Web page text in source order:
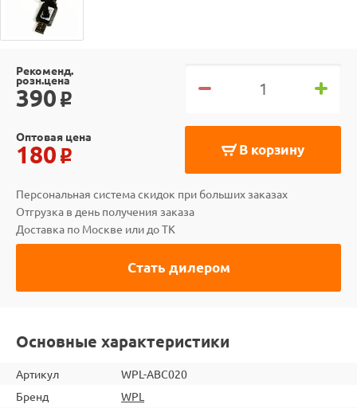
Рекоменд.
розн.цена
390 o
В корзину
Оптовая цена
180 o
Персональная система скидок при больших заказах
Отгрузка в день получения заказа
Доставка по Москве или до ТК
Стать дилером
Основные характеристики
Артикул
WPL-ABC020
Бренд
WPL